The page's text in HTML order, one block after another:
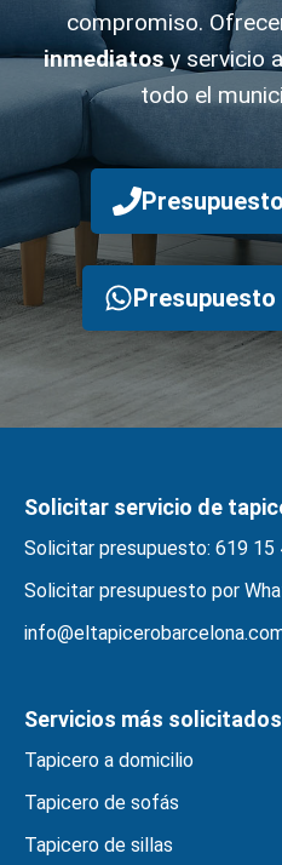
compromiso.
inmediatosy servicio
todo el
Solicitar servicio de
Solicitar presupuesto: 619 15
Solicitar presupuesto por
Servicios más solicitados
Tapicero a domicilio
Tapicero de sofás
Tapicero de sillas